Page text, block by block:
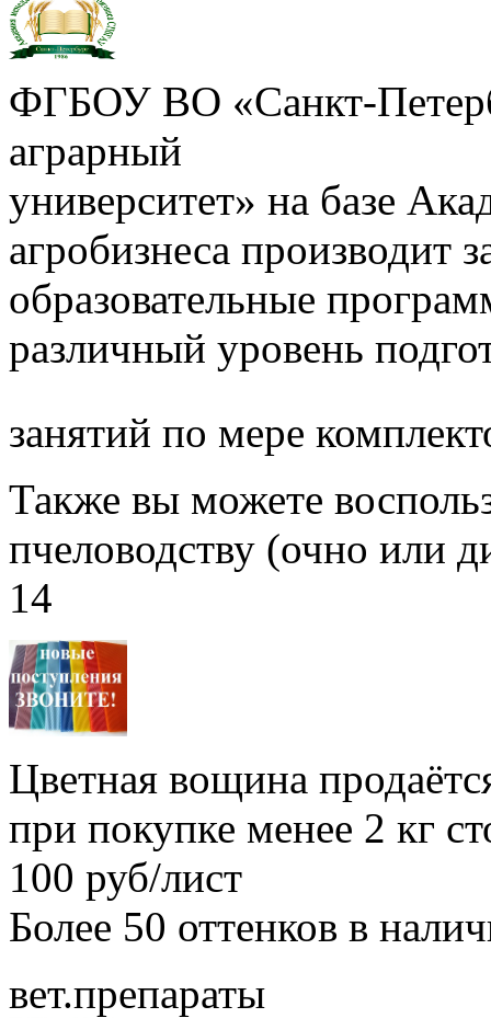
ФГБОУ ВО «Санкт-
аграрный
университет» на базе
агробизнеса производит
образовательные
различный уровень
занятий по мере
Также вы можете
пчеловодству (очно или
14
Цветная вощина
при покупке менее 2 кг
100 руб/лист
Более 50 оттенков в
вет.препараты